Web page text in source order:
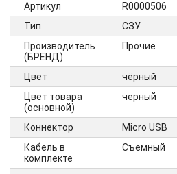
Артикул
R0000506
Тип
СЗУ
Производитель
(БРЕНД)
Прочие
Цвет
чёрный
Цвет товара
(основной)
черный
Коннектор
Micro USB
Кабель в
комплекте
Cъемный